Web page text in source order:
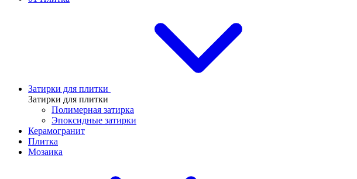
Затирки для плитки
Затирки для плитки
Полимерная затирка
Эпоксидные затирки
Керамогранит
Плитка
Мозаика